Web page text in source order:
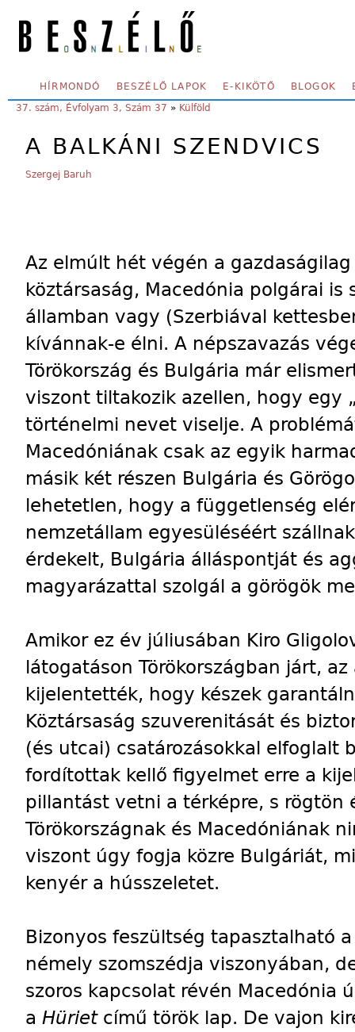
SECONDARY MENU
HÍRMONDÓ BESZÉLŐ LAPOK E-KIKÖTŐ BLOGOK
YOU ARE HERE:
37. szám, Évfolyam 3, Szám 37 » Külföld
A BALKÁNI SZENDVICS
Szergej Baruh
Az elmúlt hét végén a
köztársaság, Macedónia polgárai
államban vagy (Szerbiával
kívánnak-e élni. A népszavazás
Törökország és Bulgária már
viszont tiltakozik azellen, hogy egy
történelmi nevet viselje. A
Macedóniának csak az egyik
másik két részen Bulgária és
lehetetlen, hogy a függetlenség
nemzetállam egyesüléséért
érdekelt, Bulgária álláspontját és
magyarázattal szolgál a görögök
Amikor ez év júliusában Kiro
látogatáson Törökországban járt,
kijelentették, hogy készek
Köztársaság szuverenitását és
(és utcai) csatározásokkal elfoglalt
fordítottak kellő figyelmet erre a
pillantást vetni a térképre, s rögtön
Törökországnak és Macedóniának
viszont úgy fogja közre Bulgáriát,
kenyér a hússzeletet.
Bizonyos feszültség tapasztalható
némely szomszédja viszonyában,
szoros kapcsolat révén Macedónia
a Hüriet című török lap. De vajon